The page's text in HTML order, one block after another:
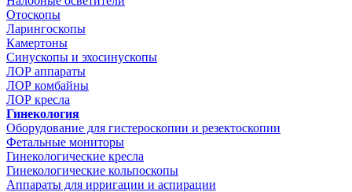
Отоскопы
Ларингоскопы
Камертоны
Синускопы и эхосинускопы
ЛОР аппараты
ЛОР комбайны
ЛОР кресла
Гинекология
Оборудование для гистероскопии и резектоскопии
Фетальные мониторы
Гинекологические кресла
Гинекологические кольпоскопы
Аппараты для ирригации и аспирации